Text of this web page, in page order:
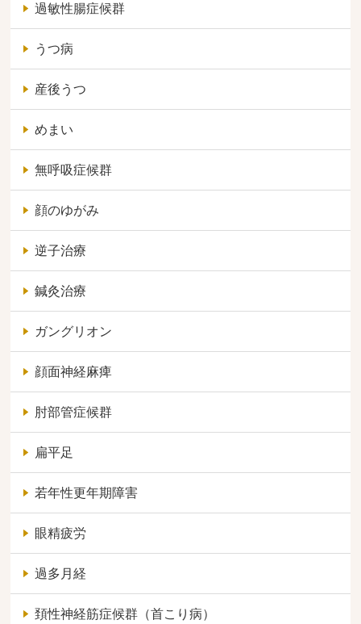
過敏性腸症候群
うつ病
産後うつ
めまい
無呼吸症候群
顔のゆがみ
逆子治療
鍼灸治療
ガングリオン
顔面神経麻痺
肘部管症候群
扁平足
若年性更年期障害
眼精疲労
過多月経
頚性神経筋症候群（首こり病）